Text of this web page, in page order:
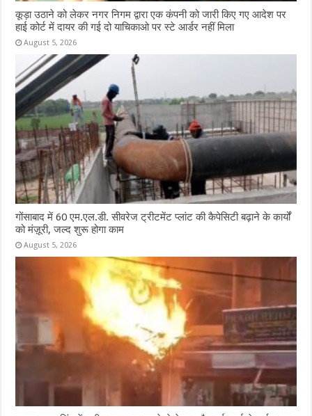
कूड़ा उठाने को लेकर नगर निगम द्वारा एक कंपनी को जारी किए गए आदेश पर
हाई कोर्ट में दायर की गई दो याचिकाओ पर स्टे आर्डर नहीं मिला
August 5, 2026
गोंसाबाद में 60 एम.एल.डी. सीवरेज ट्रीटमेंट प्लांट की कैपेसिटी बढ़ाने के कार्यों
को मंज़ूरी, जल्द शुरू होगा काम
August 5, 2026